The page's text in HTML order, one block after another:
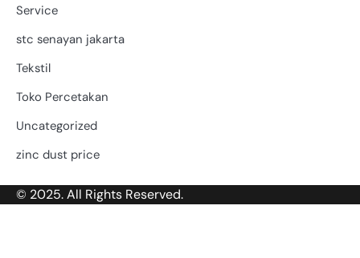
Service
stc senayan jakarta
Tekstil
Toko Percetakan
Uncategorized
zinc dust price
© 2025. All Rights Reserved.